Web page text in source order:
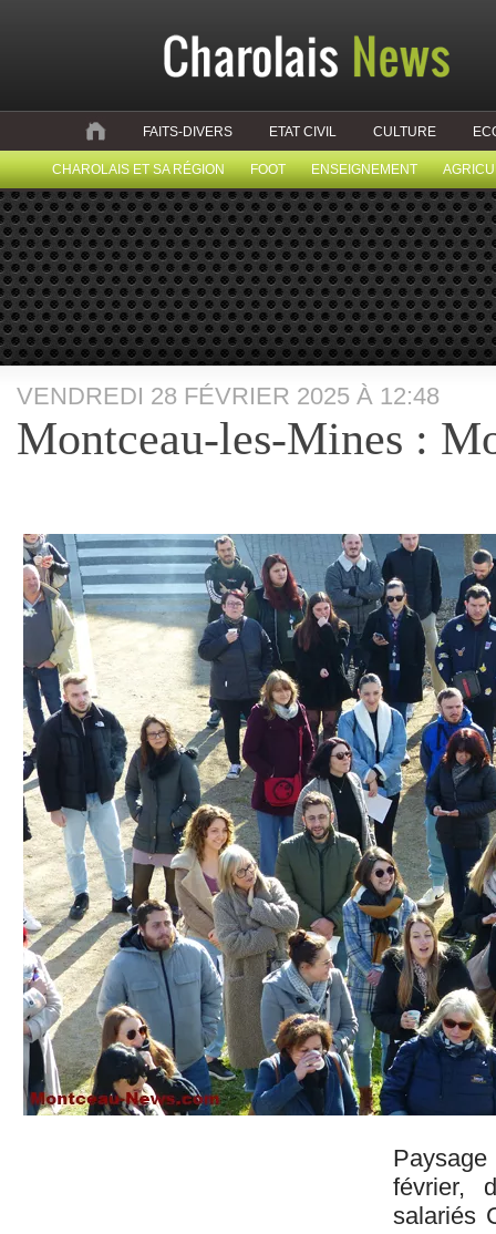
FAITS-DIVERS ETAT CIVIL CULTURE
CHAROLAIS ET SA RÉGION FOOT ENSEIGNEMENT
VENDREDI 28 FÉVRIER 2025 À 12:48
Montceau-les-Mines :
février,
salariés